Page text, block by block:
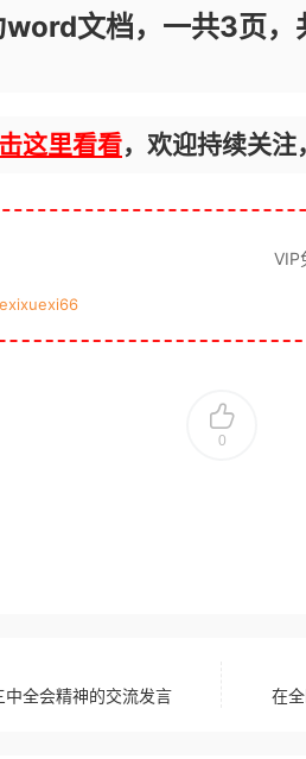
word文档，一共3页
这里看看，欢迎持续关
VIP
0
全会精神的交流发言 在